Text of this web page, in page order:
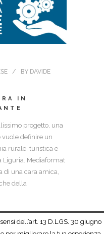
BY DAVIDE
IN
progetto, una
definire un
rurale, turistica e
Liguria. Mediaformat
di una cara amica,
della
dell’art. 13 D.LGS. 30 giugno